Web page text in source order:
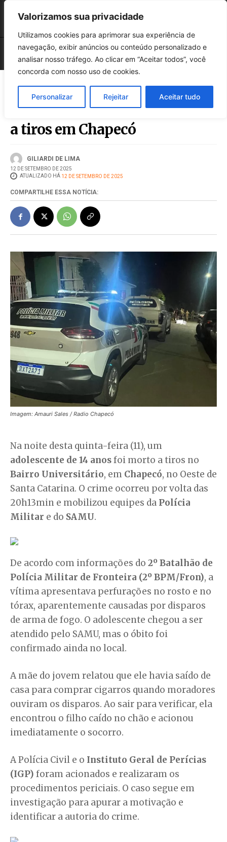
Valorizamos sua privacidade
Utilizamos cookies para aprimorar sua experiência de
navegação, exibir anúncios ou conteúdo personalizado e
analisar nosso tráfego. Ao clicar em “Aceitar todos”, você
concorda com nosso uso de cookies.
Personalizar Rejeitar Aceitar tudo
Adolescente de 14 anos é morto
a tiros em Chapecó
GILIARDI DE LIMA
12 DE SETEMBRO DE 2025
ATUALIZADO HÁ 12 DE SETEMBRO DE 2025
COMPARTILHE ESSA NOTÍCIA:
Imagem: Amauri Sales / Radio Chapecó
Na noite desta quinta-feira (11), um
adolescente de 14 anosfoi morto a tiros no
Bairro Universitário, em Chapecó, no Oeste de
Santa Catarina. O crime ocorreu por volta das
20h13min e mobilizou equipes da Polícia
Militar e do SAMU.
De acordo com informações do 2º Batalhão de
Polícia Militar de Fronteira (2º BPM/Fron), a
vítima apresentava perfurações no rosto e no
tórax, aparentemente causadas por disparos
de arma de fogo. O adolescente chegou a ser
atendido pelo SAMU, mas o óbito foi
confirmado ainda no local.
A mãe do jovem relatou que ele havia saído de
casa para comprar cigarros quando moradores
ouviram os disparos. Ao sair para verificar, ela
encontrou o filho caído no chão e acionou
imediatamente o socorro.
A Polícia Civil e o Instituto Geral de Perícias
(IGP) foram acionados e realizaram os
procedimentos periciais. O caso segue em
investigação para apurar a motivação e
identificar a autoria do crime.